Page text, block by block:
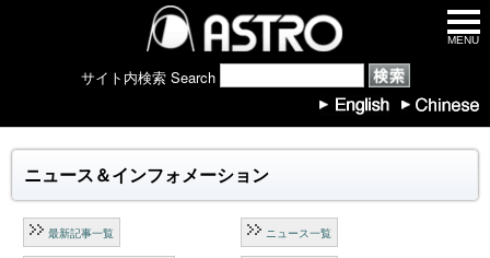
サイト内検索 Search
MENU
ニュース＆インフォメーション
最新記事一覧 ニュース一覧